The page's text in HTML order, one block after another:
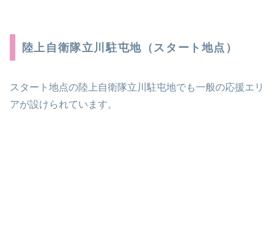
陸上自衛隊立川駐屯地（スタート地点）
スタート地点の陸上自衛隊立川駐屯地でも一般の応援エリ
アが設けられています。